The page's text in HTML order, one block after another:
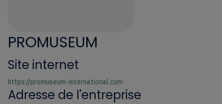
PROMUSEUM
Site internet
https://promuseum-international.com
Adresse de l'entreprise